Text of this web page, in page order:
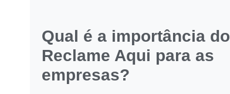
Qual é a importância do
Reclame Aqui para as
empresas?